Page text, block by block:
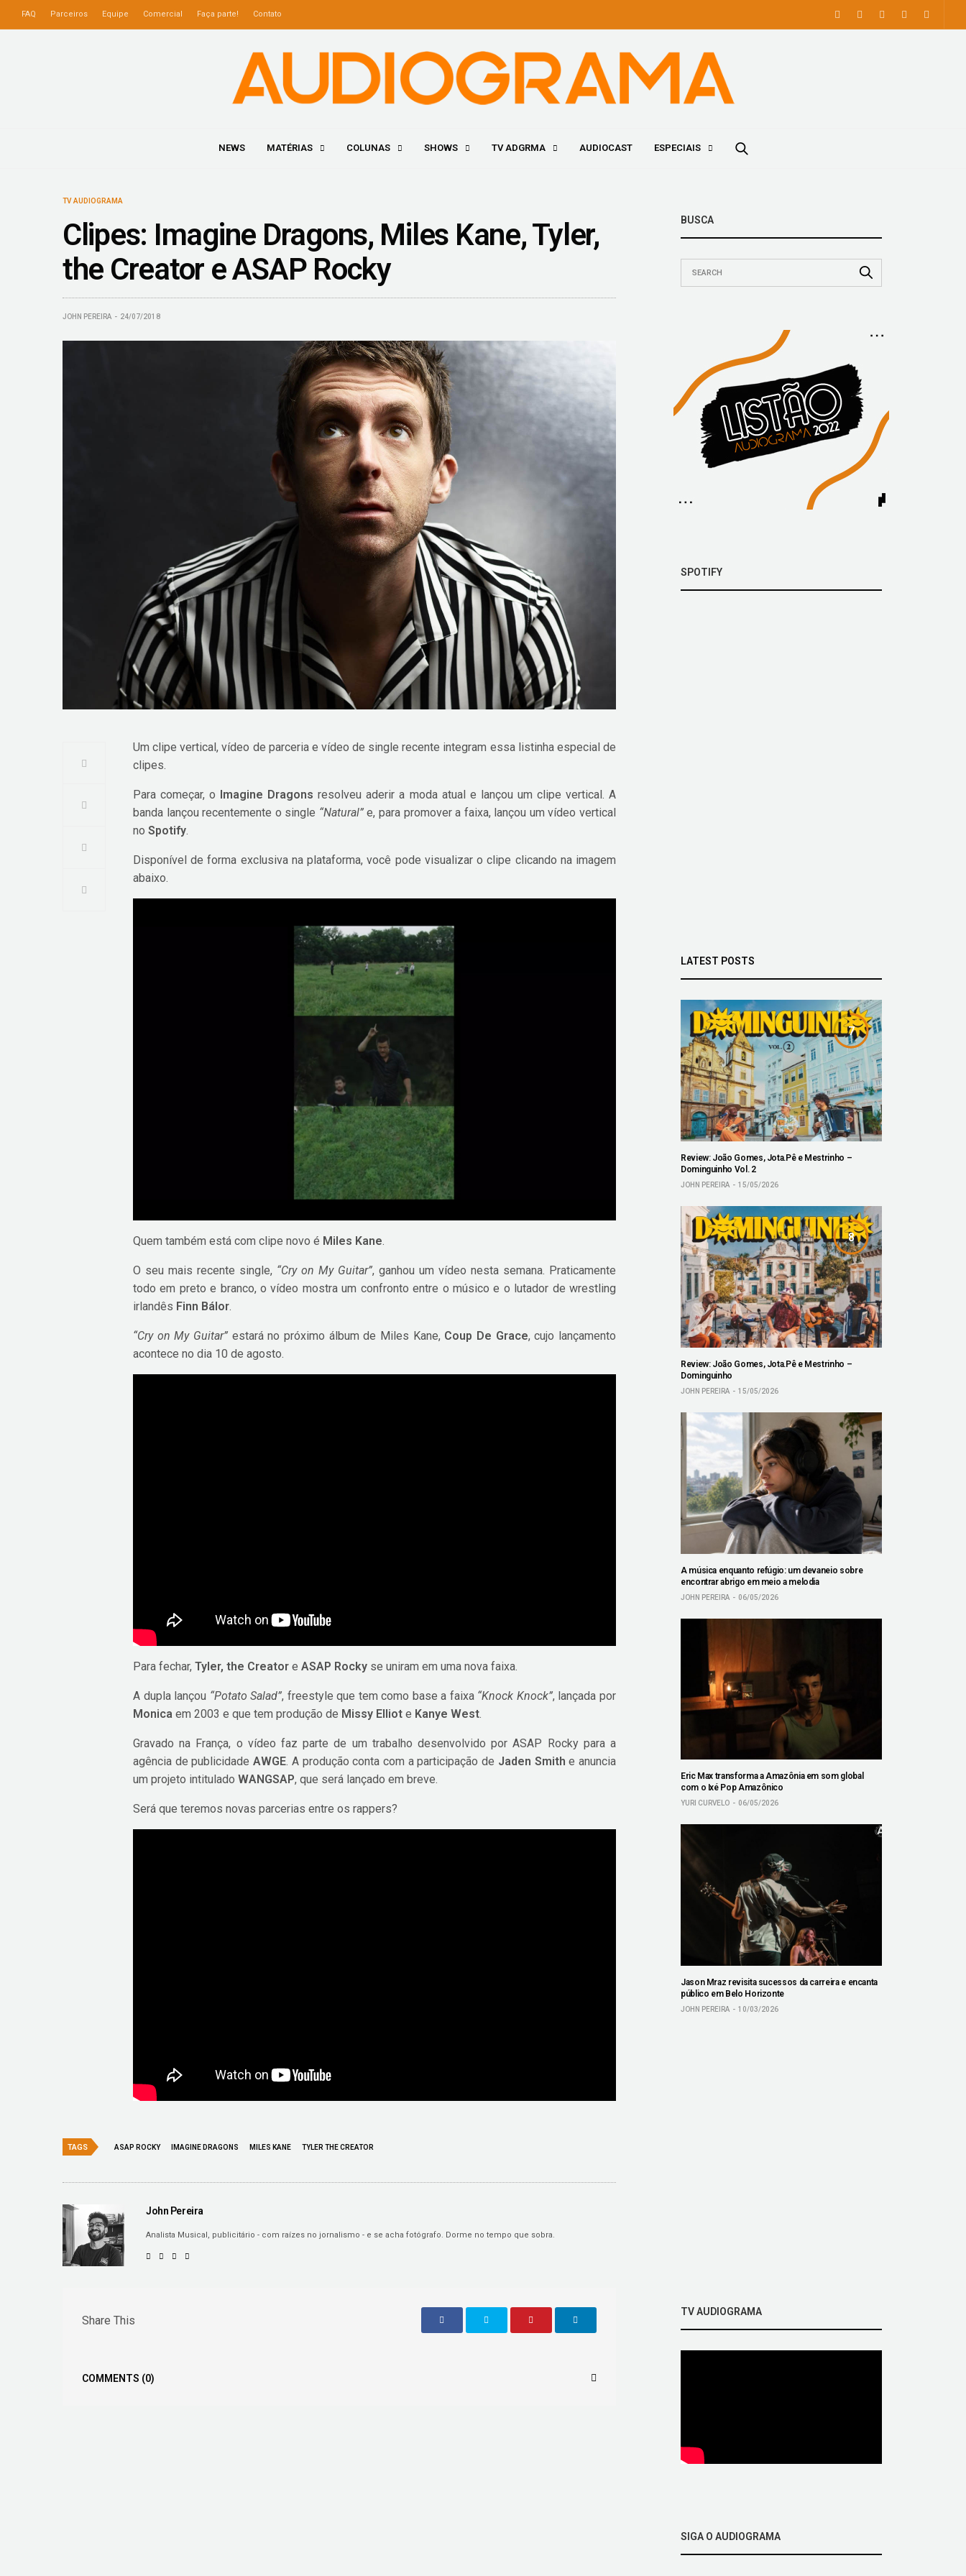
FAQ Parceiros Equipe Comercial Faça parte! Contato
NEWS MATÉRIAS COLUNAS SHOWS TV ADGRMA AUDIOCAST ESPECIAIS
TV AUDIOGRAMA
Clipes: Imagine Dragons, Miles Kane, Tyler,
the Creator e ASAP Rocky
JOHN PEREIRA 24/07/2018
Um clipe vertical, vídeo de parceria e vídeo de single recente integram essa listinha especial de
clipes.
Para começar, o Imagine Dragons resolveu aderir a moda atual e lançou um clipe vertical. A
banda lançou recentemente o single “Natural”e, para promover a faixa, lançou um vídeo vertical
noSpotify.
Disponível de forma exclusiva na plataforma, você pode visualizar o clipe clicando na imagem
abaixo.
Quem também está com clipe novo é Miles Kane.
O seu mais recente single, “Cry on My Guitar”, ganhou um vídeo nesta semana. Praticamente
todo em preto e branco, o vídeo mostra um confronto entre o músico e o lutador de wrestling
irlandês Finn Bálor.
“Cry on My Guitar” estará no próximo álbum de Miles Kane, Coup De Grace, cujo lançamento
acontece no dia 10 de agosto.
Para fechar,Tyler, the Creator eASAP Rocky se uniram em uma nova faixa.
A dupla lançou “Potato Salad”, freestyle que tem como base a faixa “Knock Knock”, lançada por
Monica em 2003 e que tem produção de Missy Elliot e Kanye West.
Gravado na França, o vídeo faz parte de um trabalho desenvolvido por ASAP Rocky para a
agência de publicidadeAWGE. A produção conta com a participação de Jaden Smith e anuncia
um projeto intituladoWANGSAP, que será lançado em breve.
Será que teremos novas parcerias entre os rappers?
TAGS ASAP ROCKY IMAGINE DRAGONS MILES KANE TYLER THE CREATOR
John Pereira
Analista Musical, publicitário - com raízes no jornalismo - e se acha fotógrafo. Dorme no tempo que sobra.
Share This
COMMENTS (0)
BUSCA
SPOTIFY
LATEST POSTS
7
Review: João Gomes, Jota.Pê e Mestrinho –
Dominguinho Vol. 2
JOHN PEREIRA 15/05/2026
8
Review: João Gomes, Jota.Pê e Mestrinho –
Dominguinho
JOHN PEREIRA 15/05/2026
A música enquanto refúgio: um devaneio sobre
encontrar abrigo em meio a melodia
JOHN PEREIRA 06/05/2026
Eric Max transforma a Amazônia em som global
com o Ixé Pop Amazônico
YURI CURVELO 06/05/2026
Jason Mraz revisita sucessos da carreira e encanta
público em Belo Horizonte
JOHN PEREIRA 10/03/2026
TV AUDIOGRAMA
SIGA O AUDIOGRAMA